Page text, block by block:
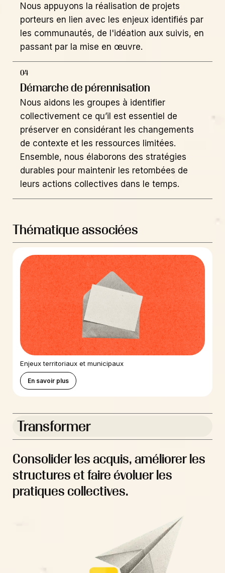
Nous appuyons la réalisation de projets
porteurs en lien avec les enjeux identifiés par
les communautés, de l'idéation aux suivis, en
passant par la mise en œuvre.
04
Démarche de pérennisation
Nous aidons les groupes à identifier
collectivement ce qu’il est essentiel de
préserver en considérant les changements
de contexte et les ressources limitées.
Ensemble, nous élaborons des stratégies
durables pour maintenir les retombées de
leurs actions collectives dans le temps.
Thématique associées
Enjeux territoriaux et municipaux
En savoir plus
Transformer
Consolider les acquis, améliorer les
structures et faire évoluer les
pratiques collectives.